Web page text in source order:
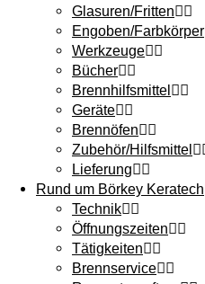
Glasuren/Fritten
Engoben/Farbkörper
Werkzeuge
Bücher
Brennhilfsmittel
Geräte
Brennöfen
Zubehör/Hilfsmittel
Lieferung
Rund um Börkey Keratech
Technik
Öffnungszeiten
Tätigkeiten
Brennservice